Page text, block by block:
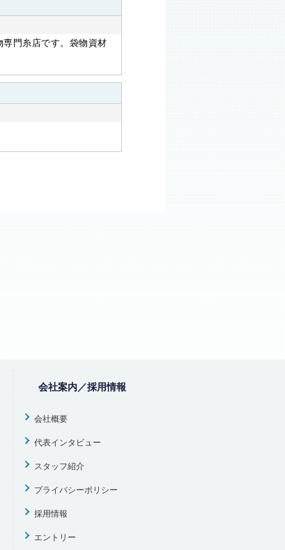
門糸店です。袋物資材
会社案内／採用情報
会社概要
代表インタビュー
スタッフ紹介
プライバシーポリシー
採用情報
エントリー